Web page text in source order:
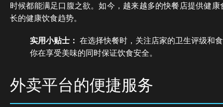
时候都能满足口腹之欲。如今，越来越多的快餐店提供健
长的健康饮食趋势。
实用小贴士： 在选择快餐时，关注店家的卫生评级和
你在享受美味的同时保证饮食安全。
外卖平台的便捷服务